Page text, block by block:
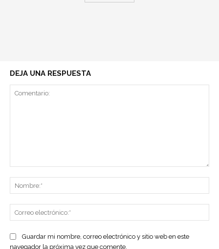
DEJA UNA RESPUESTA
Guardar mi nombre, correo electrónico y sitio web en este
navegador la próxima vez que comente.